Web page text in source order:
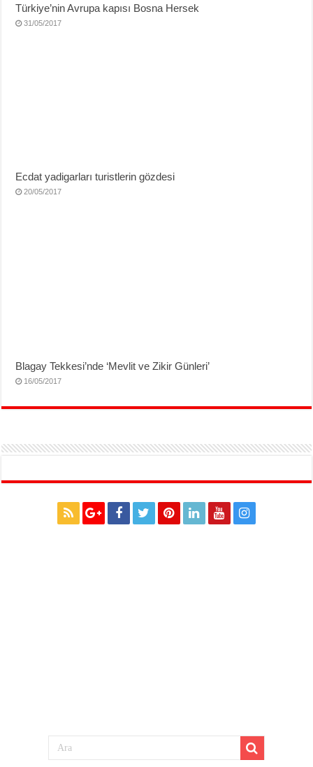
Türkiye’nin Avrupa kapısı Bosna Hersek
31/05/2017
Ecdat yadigarları turistlerin gözdesi
20/05/2017
Blagay Tekkesi’nde ‘Mevlit ve Zikir Günleri’
16/05/2017